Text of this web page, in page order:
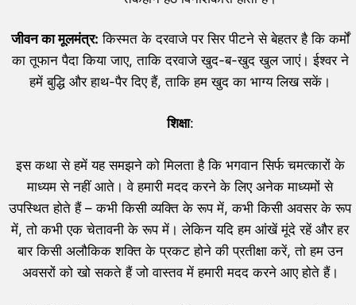
जीवन का मूलमंत्र: किस्मत के दरवाजे पर सिर पीटने से बेहतर है कि कर्मों
का तूफान पैदा किया जाए, ताकि दरवाजे खुद-ब-खुद खुल जाएं। ईश्वर ने
हमें बुद्धि और हाथ-पैर दिए हैं, ताकि हम खुद का भाग्य लिख सकें।
शिक्षा:
इस कथा से हमें यह समझने को मिलता है कि भगवान सिर्फ चमत्कारों के
माध्यम से नहीं आते। वे हमारी मदद करने के लिए अनेक माध्यमों से
उपस्थित होते हैं – कभी किसी व्यक्ति के रूप में, कभी किसी अवसर के रूप
में, तो कभी एक चेतावनी के रूप में। लेकिन यदि हम आंखें मूंदे रहें और हर
बार किसी अलौकिक शक्ति के प्रकट होने की प्रतीक्षा करें, तो हम उन
अवसरों को खो सकते हैं जो वास्तव में हमारी मदद करने आए होते हैं।